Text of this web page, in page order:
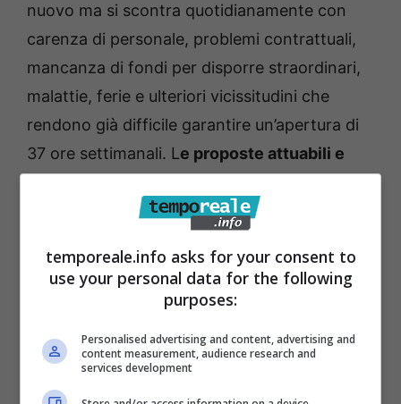
nuovo ma si scontra quotidianamente con
carenza di personale, problemi contrattuali,
mancanza di fondi per disporre straordinari,
malattie, ferie e ulteriori vicissitudini che
rendono già difficile garantire un’apertura di
37 ore settimanali. Le proposte attuabili e
come ho già detto ai diretti interessati,
sabato mattina, sarebbe meraviglioso, ma
attualmente non è possibile
in particolare con i giovani”.
temporeale.info asks for your consent to
use your personal data for the following
purposes:
Personalised advertising and content, advertising and
content measurement, audience research and
services development